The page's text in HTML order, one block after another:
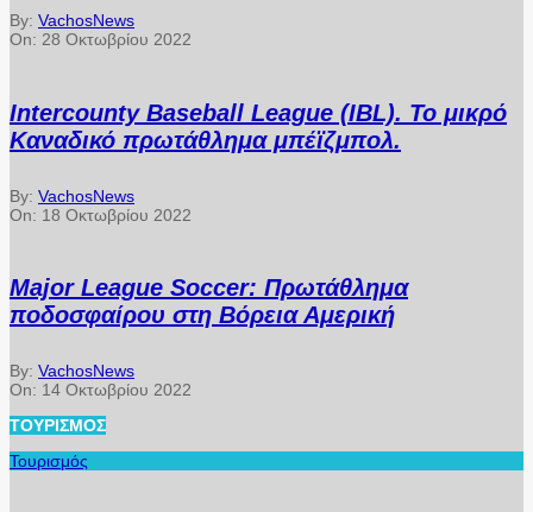
By: VachosNews
On: 28 Οκτωβρίου 2022
Intercounty Baseball League (IBL). Το μικρό
Καναδικό πρωτάθλημα μπέϊζμπολ.
By: VachosNews
On: 18 Οκτωβρίου 2022
Major League Soccer: Πρωτάθλημα
ποδοσφαίρου στη Βόρεια Αμερική
By: VachosNews
On: 14 Οκτωβρίου 2022
ΤΟΥΡΙΣΜΌΣ
Τουρισμός